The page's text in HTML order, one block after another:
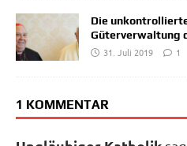
Die
Güterverwaltung
31. Juli 2019
1
1 KOMMENTAR